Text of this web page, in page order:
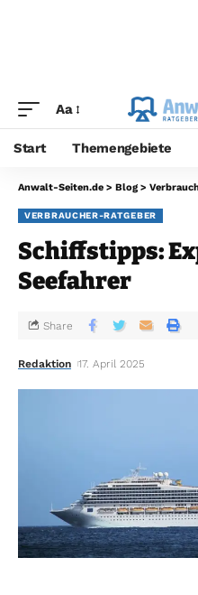
Aa
Start Themengebiete
Anwalt-Seiten.de > Blog >
VERBRAUCHER-RATGEBER
Schiffstipps:
Seefahrer
Redaktion 17. April 2025
Share